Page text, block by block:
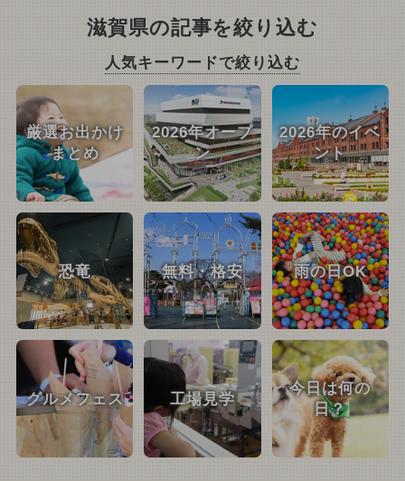
滋賀県の記事を絞り込む
人気キーワードで絞り込む
厳選お出かけ
まとめ
2026年オープ
ン
2026年のイベ
ント
恐竜 無料・格安 雨の日OK
グルメフェス 工場見学
今日は何の
日？